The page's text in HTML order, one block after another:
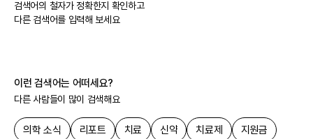
검색어의 철자가 정확한지 확인하고
다른 검색어를 입력해 보세요
이런 검색어는 어떠세요?
다른 사람들이 많이 검색해요
의학 소식 리포트 치료 신약 치료제 지원금